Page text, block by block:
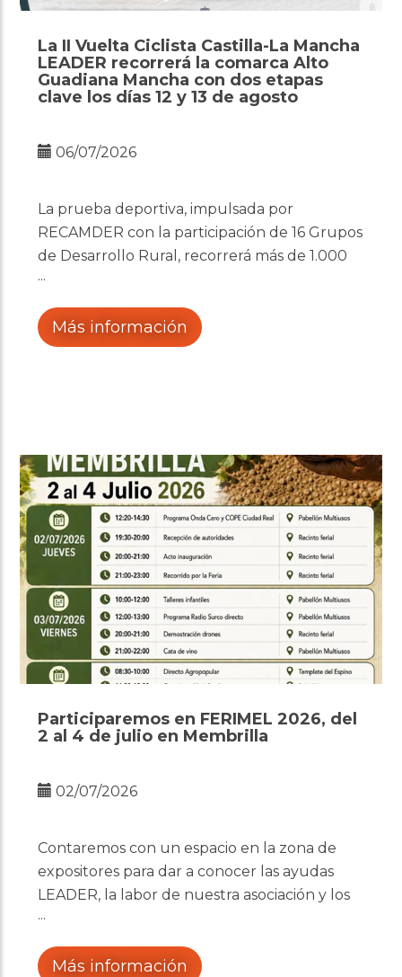
La II Vuelta Ciclista Castilla-La Mancha
LEADER recorrerá la comarca Alto
Guadiana Mancha con dos etapas
clave los días 12 y 13 de agosto
06/07/2026
La prueba deportiva, impulsada por
RECAMDER con la participación de 16 Grupos
de Desarrollo Rural, recorrerá más de 1.000
kilómetros por Castilla-La Mancha a lo largo
Más información
Participaremos en FERIMEL 2026, del
2 al 4 de julio en Membrilla
02/07/2026
Contaremos con un espacio en la zona de
expositores para dar a conocer las ayudas
LEADER, la labor de nuestra asociación y los
proyectos impulsados en nuestra comarca.
Más información